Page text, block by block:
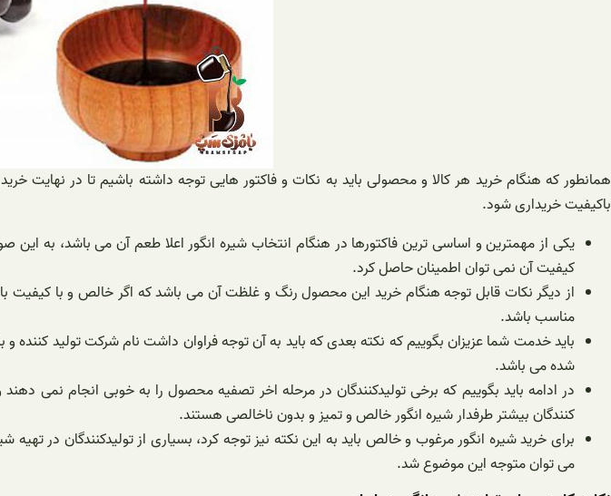
همانطور که هنگام خرید هر کالا و محصولی باید به نکات و فاکتور هایی توجه داشته باشیم تا در نهایت
باکیفیت خریداری شود.
یکی از مهمترین و اساسی ترین فاکتورها در هنگام انتخاب شیره انگور اعلا طعم آن می باشد، به
کیفیت آن نمی توان اطمینان حاصل کرد.
از دیگر نکات قابل توجه هنگام خرید این محصول رنگ و غلظت آن می باشد که اگر خالص و با کیفیت
مناسب باشد.
باید خدمت شما عزیزان بگوییم که نکته بعدی که باید به آن توجه فراوان داشت نام شرکت تولید
شده می باشد.
در ادامه باید بگوییم که برخی تولیدکنندگان در مرحله اخر تصفیه محصول را به خوبی انجام
کنندگان بیشتر طرفدار شیره انگور خالص و تمیز و بدون ناخالصی هستند.
برای خرید شیره انگور مرغوب و خالص باید به این نکته نیز توجه کرد، بسیاری از تولیدکنندگان در
می توان متوجه این موضوع شد.